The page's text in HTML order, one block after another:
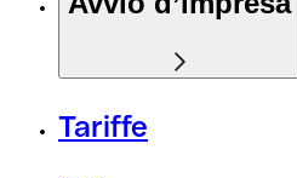
Tariffe